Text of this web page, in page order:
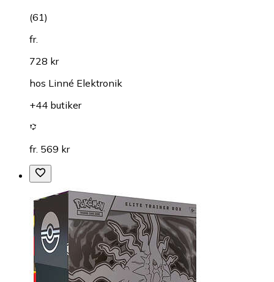
(61)
fr.
728 kr
hos Linné Elektronik
+44 butiker
fr. 569 kr